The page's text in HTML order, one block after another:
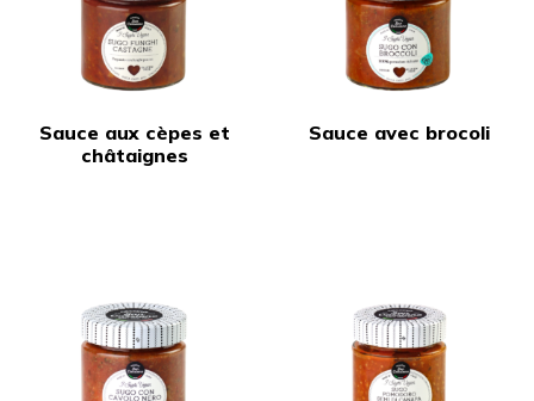
Sauce aux cèpes et
châtaignes
Sauce avec brocoli